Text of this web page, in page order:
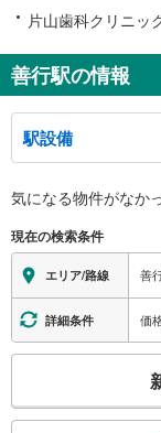
片山歯科クリニッ
善行駅の情報
駅設備
※段差なしでの移動経
地上⇔改札⇔ホーム
エレベータ
・各ホーム⇔改札
・東口
・西口
トイレ
・改札内
気になる物件がなか
現在の検索条件
エリア/路線 善
詳細条件
検